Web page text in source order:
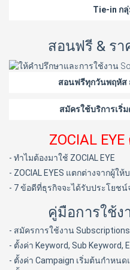
Tie-in กลุ่
สอนฟรี & รา
สอนฟรีทุกวันพฤหัส
สมัครใช้บริการเริ่
ZOCIAL
- ทำไมต้องมาใช้ ZOCIAL EYE
- ZOCIAL EYES แตกต่างจากผู้ให้
- 7 ข้อดีที่ธุรกิจจะได้รับประโยชน์จ
คู่มือการใช้ง
- สมัครการใช้งาน
- ตั้งค่า Keyword, Sub Keyword,
- ตั้งค่า Campaign เริ่มต้นกำหน